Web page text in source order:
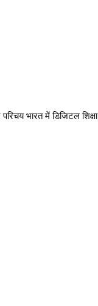
भारत में डिजिटल शिक्षा